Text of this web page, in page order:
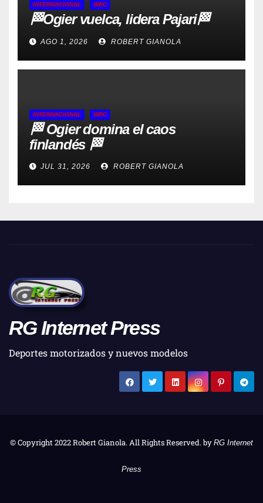
INTERNACIONAL WRC
🏁Ogier vuelca, lidera Pajari🏁
AGO 1, 2026 ROBERT GIANOLA
INTERNACIONAL WRC
🏁 Ogier domina el caos
finlandés 🏁
JUL 31, 2026 ROBERT GIANOLA
RG Internet Press
Deportes motorizados y nuevos modelos
© Copyright 2022 Robert Gianola. All Rights Reserved. by RG Internet
Press